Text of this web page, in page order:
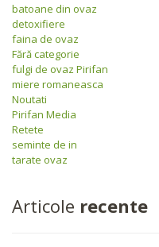
batoane din ovaz
detoxifiere
faina de ovaz
Fără categorie
fulgi de ovaz Pirifan
miere romaneasca
Noutati
Pirifan Media
Retete
seminte de in
tarate ovaz
Articole recente